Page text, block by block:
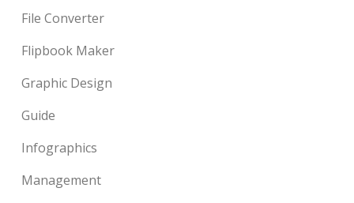
File Converter
Flipbook Maker
Graphic Design
Guide
Infographics
Management